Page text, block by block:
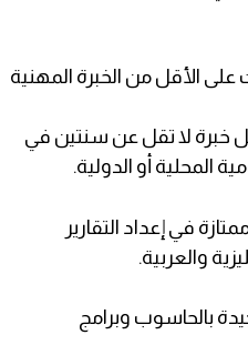
المتقدم 4 سنوات على الأقل من الخبرة المهنية
خبرة لا تقل عن سنتين في
المحلية أو الدولية.
في إعداد التقارير
والعربية.
بالحاسوب وبرامج